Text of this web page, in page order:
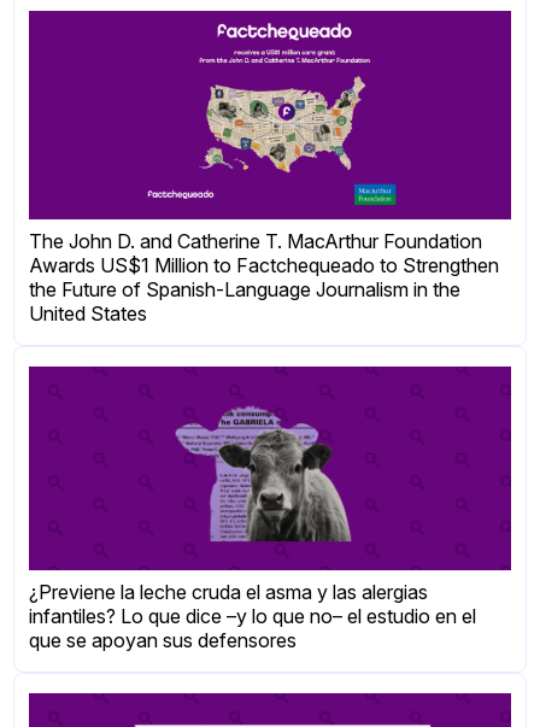
The John D. and Catherine T. MacArthur Foundation
Awards US$1 Million to Factchequeado to Strengthen
the Future of Spanish-Language Journalism in the
United States
¿Previene la leche cruda el asma y las alergias
infantiles? Lo que dice –y lo que no– el estudio en el
que se apoyan sus defensores